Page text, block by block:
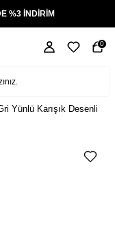
%3 İNDİRİM
0
Yünlü Karışık Desenli